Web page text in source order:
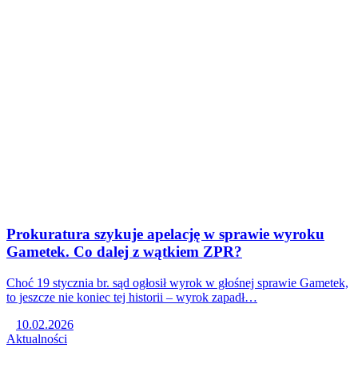
Prokuratura szykuje apelację w sprawie wyroku
Gametek. Co dalej z wątkiem ZPR?
Choć 19 stycznia br. sąd ogłosił wyrok w głośnej sprawie Gametek,
to jeszcze nie koniec tej historii – wyrok zapadł…
10.02.2026
Aktualności